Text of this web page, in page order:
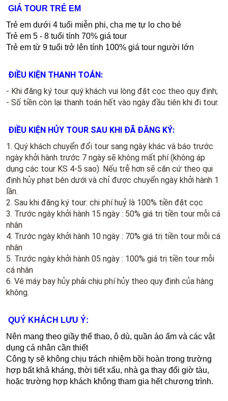
GIÁ TOUR TRẺ EM
Trẻ em dưới 4 tuổi miễn phi, cha mẹ tự lo cho bé
Trẻ em 5 - 8 tuổi tính 70% giá tour
Trẻ em từ 9 tuổi trở lên tính 100% giá tour người lớn
​ĐIỀU KIỆN THANH TOÁN:
- Khi đăng ký tour quý khách vui lòng đặt cọc theo quy định;
- Số tiền còn lại thanh toán hết vào ngày đầu tiên khi đi tour.
ĐIỀU KIỆN HỦY TOUR SAU KHI ĐÃ ĐĂNG KÝ:
1. Quý khách chuyển đổi tour sang ngày khác và báo trước
ngày khởi hành trước 7 ngày sẽ không mất phí (không áp
dụng các tour KS 4-5 sao). Nếu trễ hơn sẽ căn cứ theo qui
định hủy phạt bên dưới và chỉ được chuyển ngày khởi hành 1
lần.
2. Sau khi đăng ký tour: chi phí huỷ là 100% tiền đặt cọc
3. Trước ngày khởi hành 15 ngày : 50% giá trị tiền tour mỗi cá
nhân
4. Trước ngày khởi hành 10 ngày : 70% giá trị tiền tour mỗi cá
nhân
5. Trước ngày khởi hành 05 ngày : 100% giá trị tiền tour mỗi
cá nhân
6. Vé máy bay hủy phải chịu phí hủy theo quy định của hàng
không.
QUÝ KHÁCH LƯU Ý:
Nên mang theo giầy thể thao, ô dù, quần áo ấm và các vật
dụng cá nhân cần thiết
Công ty sẽ không chịu trách nhiệm bồi hoàn trong trường
hợp bất khả kháng, thời tiết xấu, nhà ga thay đổi giờ tàu,
hoặc trường hợp khách không tham gia hết chương trình.